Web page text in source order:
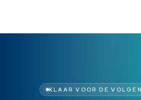
KLAAR VOOR DE